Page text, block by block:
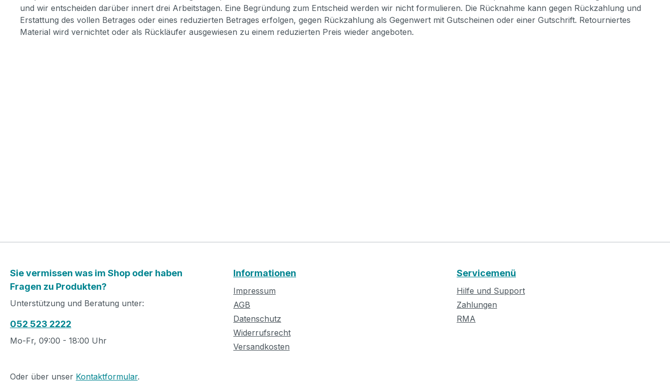
und wir entscheiden darüber innert drei Arbeitstagen. Eine Begründung zum Entscheid werden wir nicht formulieren. Die Rücknahme kann gegen Rückzahlung und
Erstattung des vollen Betrages oder eines reduzierten Betrages erfolgen, gegen Rückzahlung als Gegenwert mit Gutscheinen oder einer Gutschrift. Retourniertes
Material wird vernichtet oder als Rückläufer ausgewiesen zu einem reduzierten Preis wieder angeboten.
Sie vermissen was im Shop oder haben
Fragen zu Produkten?
Unterstützung und Beratung unter:
052 523 2222
Mo-Fr, 09:00 - 18:00 Uhr
Oder über unser Kontaktformular.
Informationen
Impressum
AGB
Datenschutz
Widerrufsrecht
Versandkosten
Servicemenü
Hilfe und Support
Zahlungen
RMA